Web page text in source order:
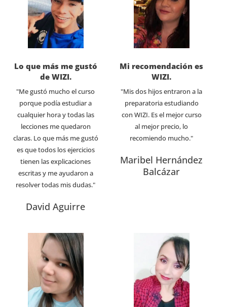
Lo que más me gustó
de WIZI.
"Me gustó mucho el curso
porque podía estudiar a
cualquier hora y todas las
lecciones me quedaron
claras. Lo que más me gustó
es que todos los ejercicios
tienen las explicaciones
escritas y me ayudaron a
resolver todas mis dudas."
David Aguirre
Mi recomendación es
WIZI.
"Mis dos hijos entraron a la
preparatoria estudiando
con WIZI. Es el mejor curso
al mejor precio, lo
recomiendo mucho."
Maribel Hernández
Balcázar